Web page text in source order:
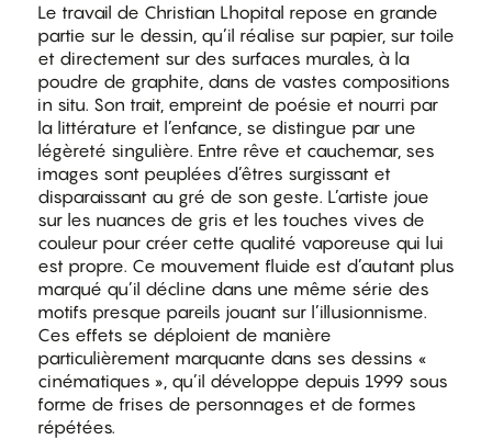
Le travail de Christian Lhopital repose en grande
partie sur le dessin, qu’il réalise sur papier, sur toile
et directement sur des surfaces murales, à la
poudre de graphite, dans de vastes compositions
in situ. Son trait, empreint de poésie et nourri par
la littérature et l’enfance, se distingue par une
légèreté singulière. Entre rêve et cauchemar, ses
images sont peuplées d’êtres surgissant et
disparaissant au gré de son geste. L’artiste joue
sur les nuances de gris et les touches vives de
couleur pour créer cette qualité vaporeuse qui lui
est propre. Ce mouvement fluide est d’autant plus
marqué qu’il décline dans une même série des
motifs presque pareils jouant sur l’illusionnisme.
Ces effets se déploient de manière
particulièrement marquante dans ses dessins «
cinématiques », qu’il développe depuis 1999 sous
forme de frises de personnages et de formes
répétées.